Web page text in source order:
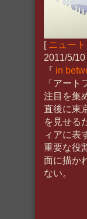
[ ニュー
2011/5/
『 in
「アー
注目を集
直後に東
を見せる
ィアに表
重要な役
面に描か
ない。